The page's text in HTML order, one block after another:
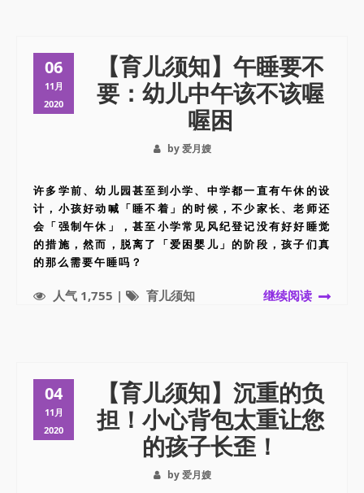
06
11月
2020
【育儿须知】午睡要不
要：幼儿中午该不该喔
喔困
by 爱月嫂
许多学前、幼儿园甚至到小学、中学都一直有午休的设
计，小孩好动喊「睡不着」的时候，不少家长、老师还
会「强制午休」，甚至小学常见风纪登记没有好好睡觉
的措施，然而，脱离了「爱困婴儿」的阶段，孩子们真
的那么需要午睡吗？
人气 1,755 | 育儿须知 继续阅读
04
11月
2020
【育儿须知】沉重的负
担！小心背包太重让您
的孩子长歪！
by 爱月嫂